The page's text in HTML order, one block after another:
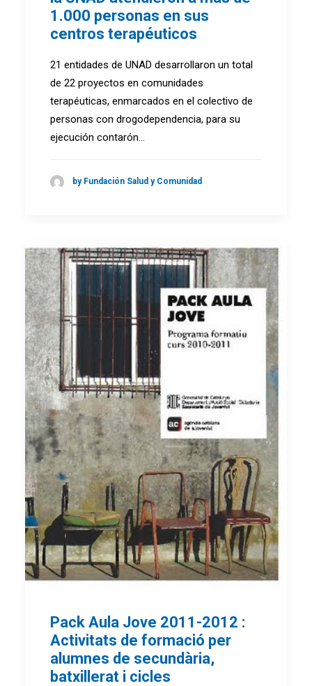
1.000 personas en sus
centros terapéuticos
21 entidades de UNAD desarrollaron un total
de 22 proyectos en comunidades
terapéuticas, enmarcados en el colectivo de
personas con drogodependencia, para su
ejecución contarón…
by Fundación Salud y Comunidad
Pack Aula Jove 2011-2012 :
Activitats de formació per
alumnes de secundària,
batxillerat i cicles